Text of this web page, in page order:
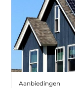
Aanbiedingen